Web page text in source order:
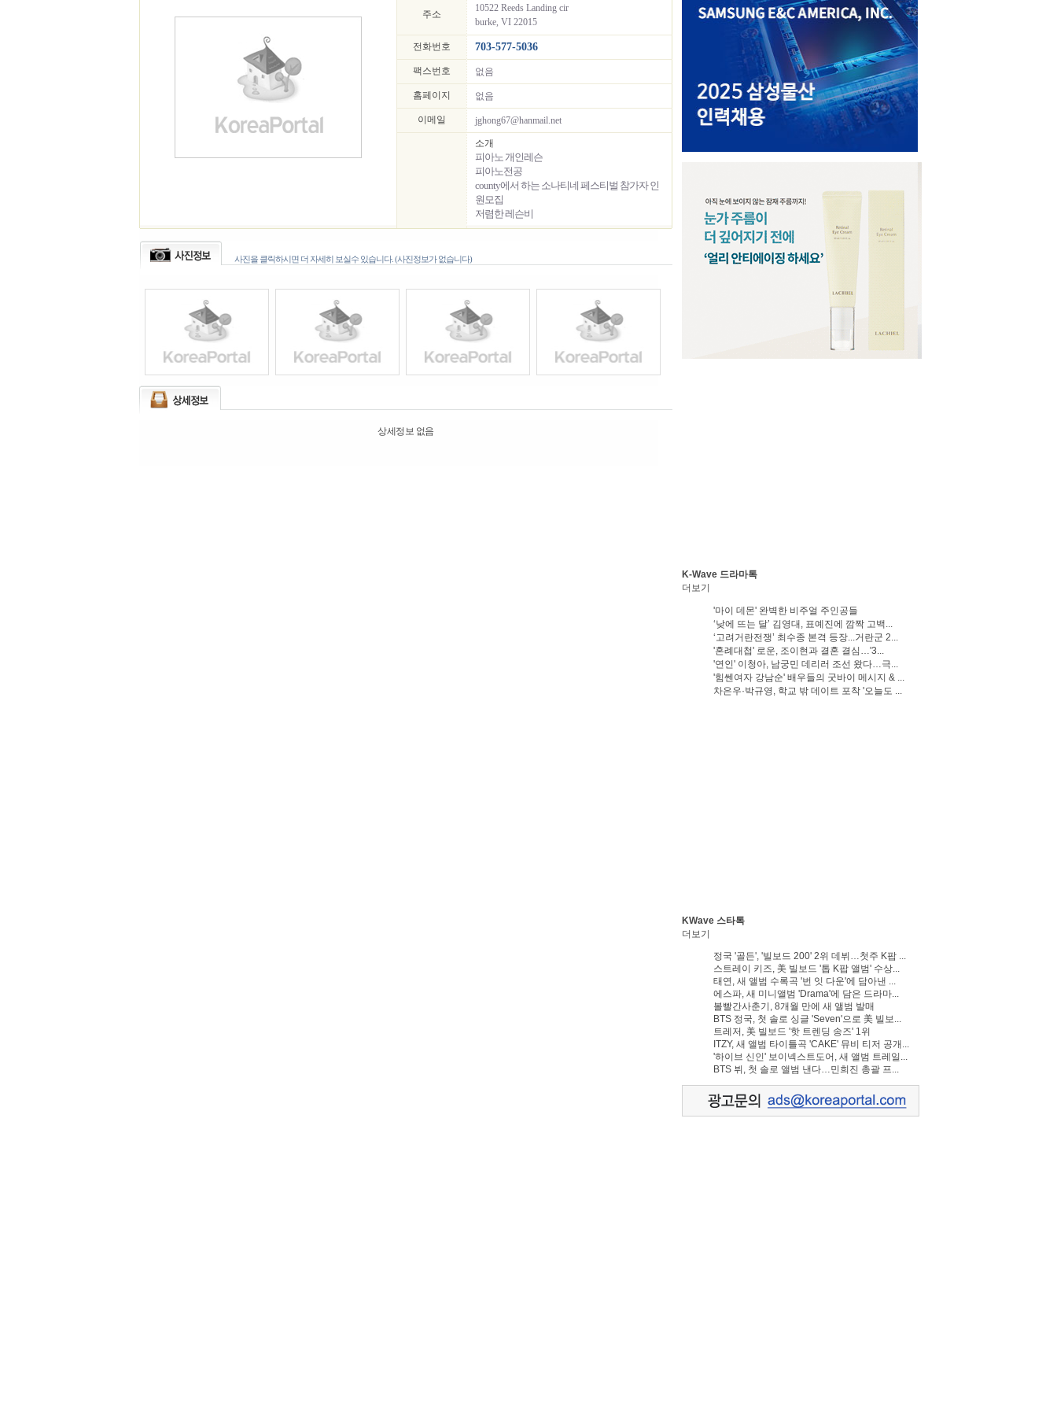
주소
10522 Reeds Landing cir
burke, VI 22015
전화번호 703-577-5036
팩스번호 없음
홈페이지 없음
이메일 jghong67@hanmail.net
소개
피아노 개인레슨
피아노전공
county에서 하는 소나티네 페스티벌 참가자 인
원모집
저렴한 레슨비
사진을 클릭하시면 더 자세히 보실수 있습니다. (사진정보가 없습니다)
상세정보 없음
K-Wave 드라마톡
더보기
'마이 데몬' 완벽한 비주얼 주인공들
‘낮에 뜨는 달’ 김영대, 표예진에 깜짝 고백...
‘고려거란전쟁’ 최수종 본격 등장...거란군 2...
'혼례대첩' 로운, 조이현과 결혼 결심…'3...
'연인' 이청아, 남궁민 데리러 조선 왔다…극...
'힘쎈여자 강남순' 배우들의 굿바이 메시지 & ...
차은우·박규영, 학교 밖 데이트 포착 '오늘도 ...
KWave 스타톡
더보기
정국 '골든', '빌보드 200' 2위 데뷔…첫주 K팝 ...
스트레이 키즈, 美 빌보드 '톱 K팝 앨범' 수상...
태연, 새 앨범 수록곡 '번 잇 다운'에 담아낸 ...
에스파, 새 미니앨범 'Drama'에 담은 드라마...
볼빨간사춘기, 8개월 만에 새 앨범 발매
BTS 정국, 첫 솔로 싱글 'Seven'으로 美 빌보...
트레저, 美 빌보드 '핫 트렌딩 송즈' 1위
ITZY, 새 앨범 타이틀곡 'CAKE' 뮤비 티저 공개...
'하이브 신인' 보이넥스트도어, 새 앨범 트레일...
BTS 뷔, 첫 솔로 앨범 낸다…민희진 총괄 프...